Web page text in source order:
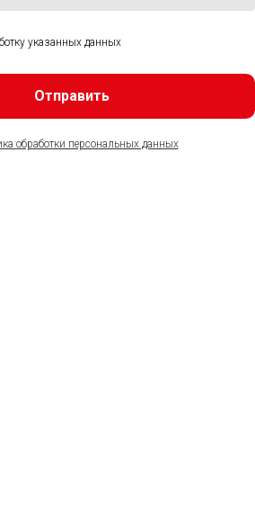
указанных данных
Отправить
обработки персональных данных